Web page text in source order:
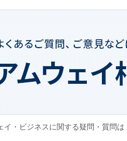
イ・ビジネスに関する疑問・質問